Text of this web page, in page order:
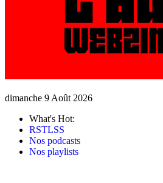
dimanche 9 Août 2026
What's Hot:
RSTLSS
Nos podcasts
Nos playlists